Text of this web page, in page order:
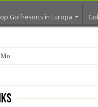
Golfresorts in Europa